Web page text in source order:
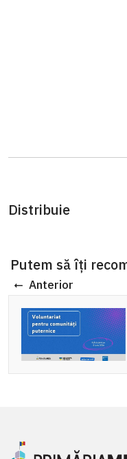
Distribuie
Putem să îți
Anterior